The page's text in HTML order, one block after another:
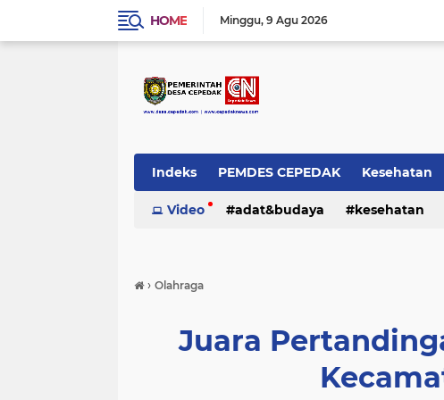
HOME Minggu 9 Agu 2026
Indeks PEMDES CEPEDAK Kesehatan
Video adat&budaya kesehatan
› Olahraga
Juara